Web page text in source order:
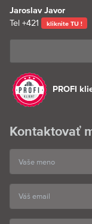
Jaroslav Javor
Tel +421 kliknite TU !
PROFI
Kontaktovať